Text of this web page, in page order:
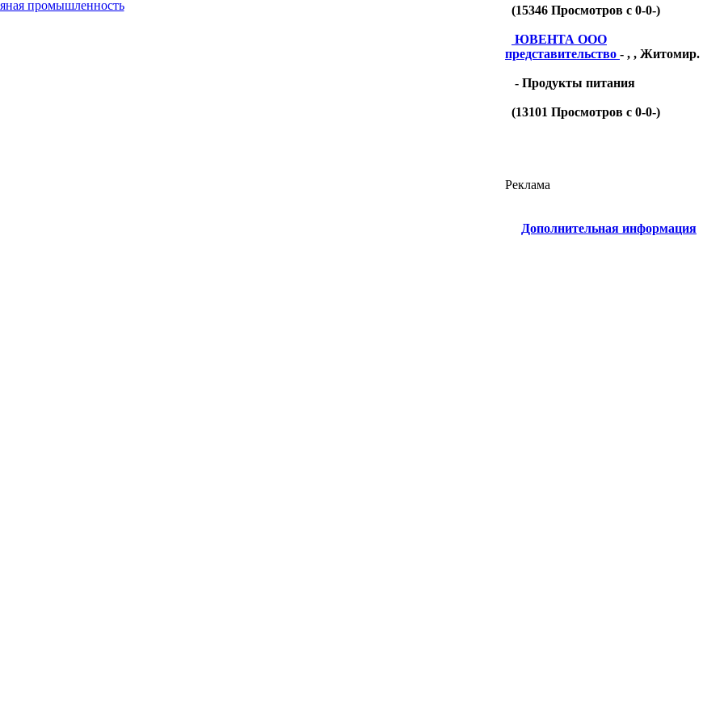
промышленность (15346 Просмотров с 0-0-)
ЮВЕНТА ООО
представительство - , , Житомир.
- Продукты питания
(13101 Просмотров с 0-0-)
Реклама
Дополнительная информация